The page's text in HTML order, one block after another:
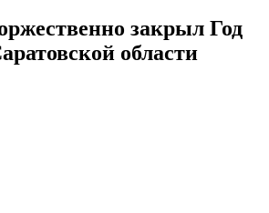
закрыл Год
области